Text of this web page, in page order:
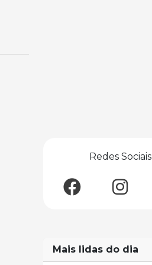
Redes Sociais
Mais lidas do dia